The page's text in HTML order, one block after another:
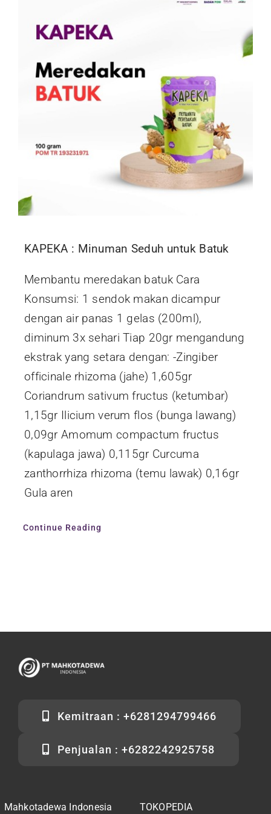
KAPEKA : Minuman Seduh untuk Batuk
Membantu meredakan batuk Cara
Konsumsi: 1 sendok makan dicampur
dengan air panas 1 gelas (200ml),
diminum 3x sehari Tiap 20gr mengandung
ekstrak yang setara dengan: -Zingiber
officinale rhizoma (jahe) 1,605gr
Coriandrum sativum fructus (ketumbar)
1,15gr Ilicium verum flos (bunga lawang)
0,09gr Amomum compactum fructus
(kapulaga jawa) 0,115gr Curcuma
zanthorrhiza rhizoma (temu lawak) 0,16gr
Gula aren
Continue Reading
Kemitraan : +6281294799466
Penjualan : +6282242925758
Mahkotadewa Indonesia TOKOPEDIA